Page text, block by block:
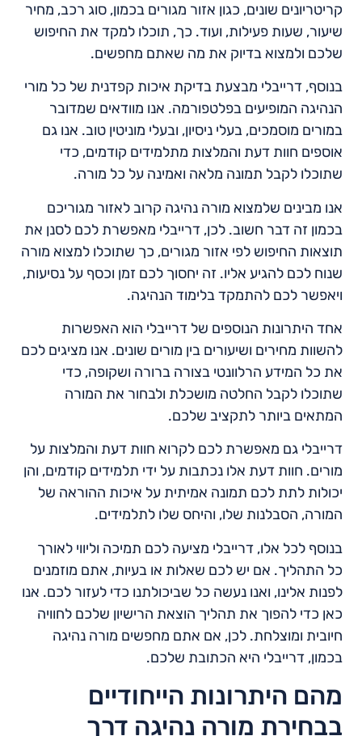
קריטריונים שונים, כגון אזור מגורים בכמון, סוג רכב, מחיר
שיעור, שעות פעילות, ועוד. כך, תוכלו למקד את החיפוש
שלכם ולמצוא בדיוק את מה שאתם מחפשים.
בנוסף, דרייבלי מבצעת בדיקת איכות קפדנית של כל מורי
הנהיגה המופיעים בפלטפורמה. אנו מוודאים שמדובר
במורים מוסמכים, בעלי ניסיון, ובעלי מוניטין טוב. אנו גם
אוספים חוות דעת והמלצות מתלמידים קודמים, כדי
שתוכלו לקבל תמונה מלאה ואמינה על כל מורה.
אנו מבינים שלמצוא מורה נהיגה קרוב לאזור מגוריכם
בכמון זה דבר חשוב. לכן, דרייבלי מאפשרת לכם לסנן את
תוצאות החיפוש לפי אזור מגורים, כך שתוכלו למצוא מורה
שנוח לכם להגיע אליו. זה יחסוך לכם זמן וכסף על נסיעות,
ויאפשר לכם להתמקד בלימוד הנהיגה.
אחד היתרונות הנוספים של דרייבלי הוא האפשרות
להשוות מחירים ושיעורים בין מורים שונים. אנו מציגים לכם
את כל המידע הרלוונטי בצורה ברורה ושקופה, כדי
שתוכלו לקבל החלטה מושכלת ולבחור את המורה
המתאים ביותר לתקציב שלכם.
דרייבלי גם מאפשרת לכם לקרוא חוות דעת והמלצות על
מורים. חוות דעת אלו נכתבות על ידי תלמידים קודמים, והן
יכולות לתת לכם תמונה אמיתית על איכות ההוראה של
המורה, הסבלנות שלו, והיחס שלו לתלמידים.
בנוסף לכל אלו, דרייבלי מציעה לכם תמיכה וליווי לאורך
כל התהליך. אם יש לכם שאלות או בעיות, אתם מוזמנים
לפנות אלינו, ואנו נעשה כל שביכולתנו כדי לעזור לכם. אנו
כאן כדי להפוך את תהליך הוצאת הרישיון שלכם לחוויה
חיובית ומוצלחת. לכן, אם אתם מחפשים מורה נהיגה
בכמון, דרייבלי היא הכתובת שלכם.
מהם היתרונות הייחודיים
בבחירת מורה נהיגה דרך